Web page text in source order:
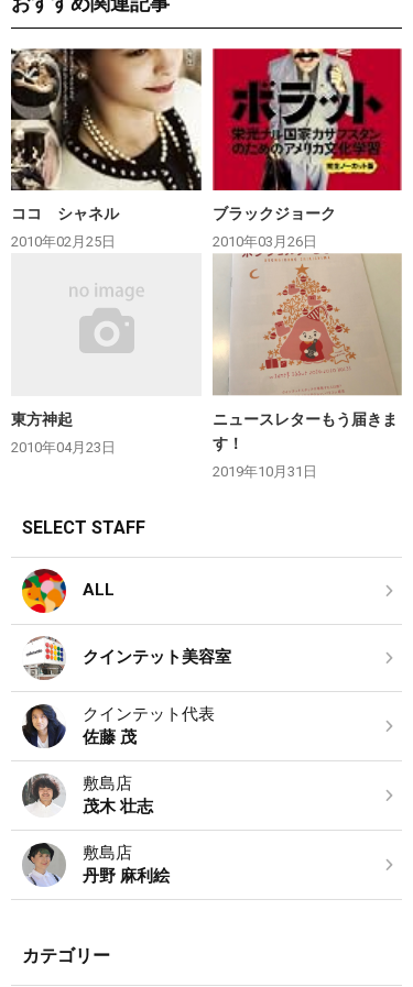
ココ シャネル
2010年02月25日
ブラックジョーク
2010年03月26日
東方神起
2010年04月23日
ニュースレターもう届きま
す！
2019年10月31日
SELECT STAFF
ALL
クインテット美容室
クインテット代表
佐藤 茂
敷島店
茂木 壮志
敷島店
丹野 麻利絵
カテゴリー